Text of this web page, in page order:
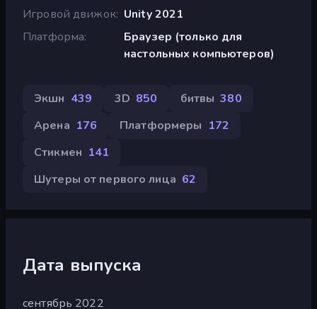
Игровой движок Unity 2021
Платформа
Браузер (только для
настольных компьютеров)
Экшн 439 3D 850 битвы 380
Арена 176 Платформеры 172
Стикмен 141
Шутеры от первого лица 62
Дата выпуска
сентябрь 2022